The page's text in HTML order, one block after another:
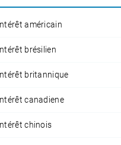
américain
brésilien
britannique
canadiene
chinois